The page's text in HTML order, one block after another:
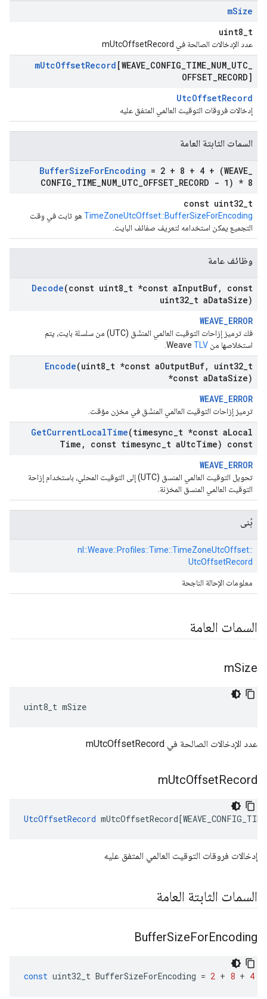
mSize
uint8_t
عدد الإدخالات الصالحة في mUtcOffsetRecord
mUtcOffsetRecord [WEAVE CONFIG TIME NUM UTC
OFFSET RECORD]
UtcOffsetRecord
إدخالات فروقات التوقيت العالمي المتفق عليه
السمات الثابتة العامة
BufferSizeForEncoding = 2 + 8 + 4 + (WEAVE
CONFIG TIME NUM UTC OFFSET RECORD - 1) * 8
const uint32_t
TimeZoneUtcOffset::BufferSizeForEncoding هو ثابت في وقت
التجميع يمكن استخدامه لتعريف صفائف البايت.
وظائف عامة
Decode(const uint8 t *const aInputBuf,
const
uint32 t aDataSize)
WEAVE_ERROR
فك ترميز إزاحات التوقيت العالمي المنسَّق (UTC) من سلسلة بايت، يتم
استخلاصها من Weave TLV
Encode(uint8 t *const aOutputBuf, uint32 t
*const aDataSize)
WEAVE_ERROR
ترميز إزاحات التوقيت العالمي المنسَّق في مخزن مؤقت.
GetCurrentLocalTime(timesync t *const aLocal
Time , const timesync t aUtcTime) const
WEAVE_ERROR
تحويل التوقيت العالمي المنسق (UTC) إلى التوقيت المحلي، باستخدام إزاحة
التوقيت العالمي المنسق المخزنة.
بُنى
nl::Weave::Profiles::Time::TimeZoneUtcOffset::
UtcOffsetRecord
معلومات الإحالة الناجحة
السمات العامة
mSize
uint8_t mSize
عدد الإدخالات الصالحة في mUtcOffsetRecord
mUtcOffsetRecord
UtcOffsetRecord mUtcOffsetRecord[
إدخالات فروقات التوقيت العالمي المتفق عليه
السمات الثابتة العامة
BufferSizeForEncoding
const uint32_t BufferSizeForEncoding = 2 + 8 + 4